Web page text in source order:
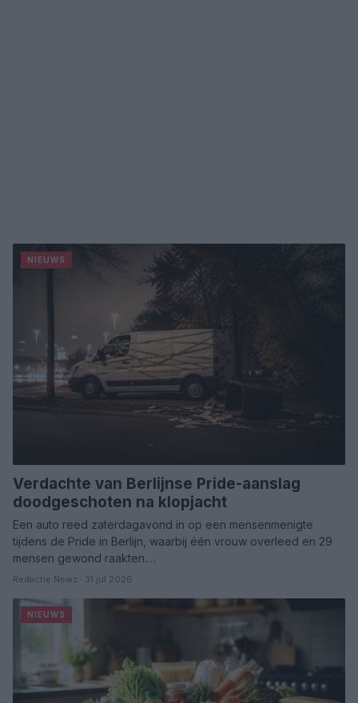
NIEUWS
Verdachte van Berlijnse Pride-aanslag
doodgeschoten na klopjacht
Een auto reed zaterdagavond in op een mensenmenigte
tijdens de Pride in Berlijn, waarbij één vrouw overleed en 29
mensen gewond raakten.…
Redactie Newz · 31 jul 2026
NIEUWS